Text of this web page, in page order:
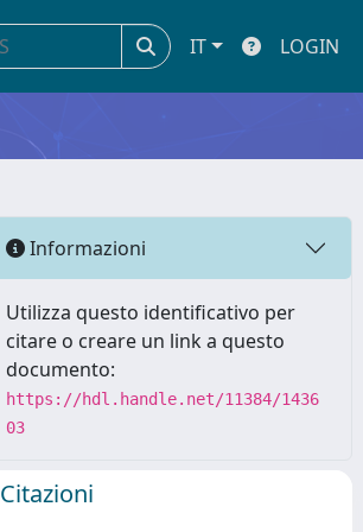
IT LOGIN
Informazioni
Utilizza questo identificativo per
citare o creare un link a questo
documento:
https://hdl.handle.net/11384/1436
03
Citazioni